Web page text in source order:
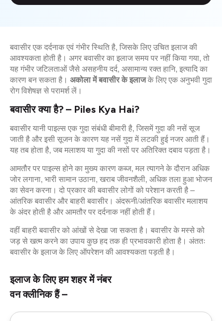
बवासीर एक दर्दनाक एवं गंभीर स्थिति है, जिसके लिए उचित इलाज की
आवश्यकता होती है। अगर बवासीर का इलाज समय पर नहीं किया गया, तो
यह गंभीर जटिलताओं जैसे असहनीय दर्द, असामान्य रक्त हानि, इत्यादि का
कारण बन सकता है। अकोला में बवासीर के इलाजके लिए एक अनुभवी गुदा
रोग विशेषज्ञ से परामर्श लें।
बवासीर क्या है? – Piles Kya Hai?
बवासीर यानी पाइल्स एक गुदा संबंधी बीमारी है, जिसमें गुदा की नसें सूज
जाती है और इसी सूजन के कारण यह नसें गुदा में लटकी हुई नजर आती हैं।
यह तब होता है, जब मलाशय या गुदा की नसों पर अतिरिक्त दबाव पड़ता है।
आमतौर पर पाइल्स होने का मुख्य कारण कब्ज, मल त्यागने के दौरान अधिक
जोर लगाना, भारी सामान उठाना, खराब जीवनशैली, अधिक तला हुआ भोजन
का सेवन करना। दो प्रकार की बवासीर लोगों को परेशान करती है –
आंतरिक बवासीर और बाहरी बवासीर। अंदरूनी/आंतरिक बवासीर मलाशय
के अंदर होती है और आमतौर पर दर्दनाक नहीं होती हैं।
वहीं बाहरी बवासीर को आंखों से देखा जा सकता है। बवासीर के मस्से को
जड़ से खत्म करने का उपाय कुछ हद तक ही प्रभावकारी होता है। अंततः
बवासीर के इलाज के लिए ऑपरेशन की आवश्यकता पड़ती है।
इलाज के लिए हम शहर में नंबर
वन क्लीनिक हैं –